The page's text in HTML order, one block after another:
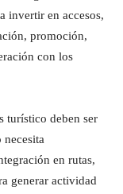
invertir en accesos,
promoción,
con los
turístico deben ser
en rutas,
generar actividad